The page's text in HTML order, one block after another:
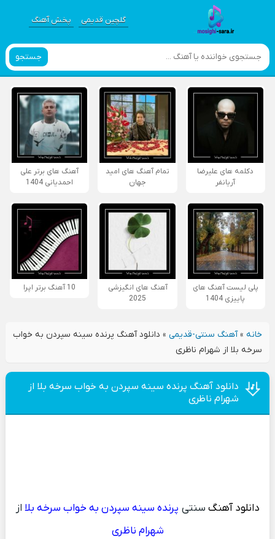
گلچین قدیمی پخش آهنگ
جستجو
دکلمه های علیرضا
آریانفر
تمام آهنگ های امید
جهان
آهنگ های برتر علی
احمدیانی 1404
پلی لیست آهنگ های
پاییزی 1404
آهنگ های انگیزشی
2025
10 آهنگ برتر اپرا
خانه»آهنگ سنتی-قدیمی» دانلود آهنگ پرنده سینه سپردن به خواب
سرخه بلا از شهرام ناظری
دانلود آهنگ پرنده سینه سپردن به خواب سرخه بلا از
شهرام ناظری
دانلود آهنگ سنتی پرنده سینه سپردن به خواب سرخه بلا از
شهرام ناظری